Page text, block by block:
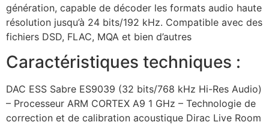
génération, capable de décoder les formats audio haute
résolution jusqu’à 24 bits/192 kHz. Compatible avec des
fichiers DSD, FLAC, MQA et bien d’autres
Caractéristiques techniques :
DAC ESS Sabre ES9039 (32 bits/768 kHz Hi-Res Audio)
– Processeur ARM CORTEX A9 1 GHz – Technologie de
correction et de calibration acoustique Dirac Live Room